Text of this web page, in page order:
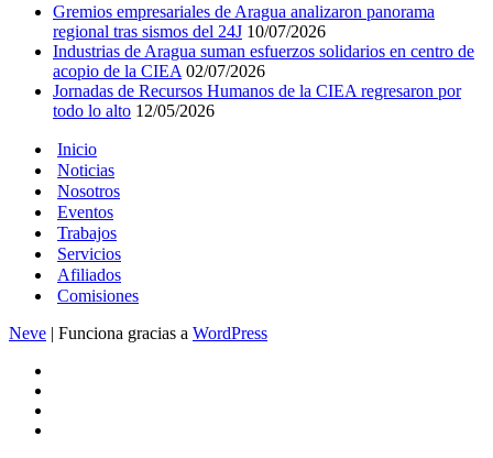
Gremios empresariales de Aragua analizaron panorama
regional tras sismos del 24J 10/07/2026
Industrias de Aragua suman esfuerzos solidarios en centro de
acopio de la CIEA 02/07/2026
Jornadas de Recursos Humanos de la CIEA regresaron por
todo lo alto 12/05/2026
Inicio
Noticias
Nosotros
Eventos
Trabajos
Servicios
Afiliados
Comisiones
Neve | Funciona gracias a WordPress